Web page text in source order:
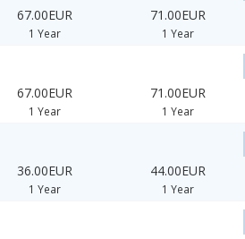
67.00EUR
1 Year
71.00EUR
1 Year
67.00EUR
1 Year
71.00EUR
1 Year
36.00EUR
1 Year
44.00EUR
1 Year